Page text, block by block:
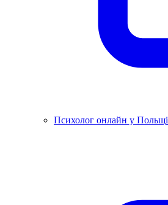
Психолог онлайн у Польщі